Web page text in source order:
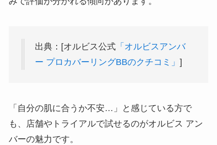
出典：[オルビス公式「オルビスアンバ
ー プロカバーリングBBのクチコミ」 ]
「自分の肌に合うか不安…」と感じている方で
も、店舗やトライアルで試せるのがオルビス アン
バーの魅力です。